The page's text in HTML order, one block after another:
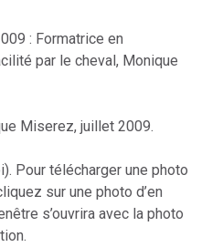
: Formatrice en
par le cheval, Monique
Miserez, juillet 2009.
Pour télécharger une photo
sur une photo d’en
s’ouvrira avec la photo